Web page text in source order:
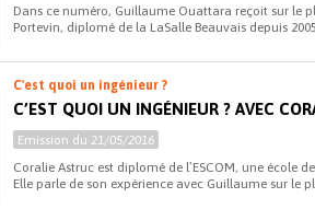
Dans ce numéro, Guillaume Ouattara reçoit sur le
Portevin, diplomé de la LaSalle Beauvais depuis
C'est quoi un ingénieur ?
C’EST QUOI UN INGÉNIEUR ? AVEC
Emission du21/05/2016
Coralie Astruc est diplomé de l’ESCOM, une école
Elle parle de son expérience avec Guillaume sur le